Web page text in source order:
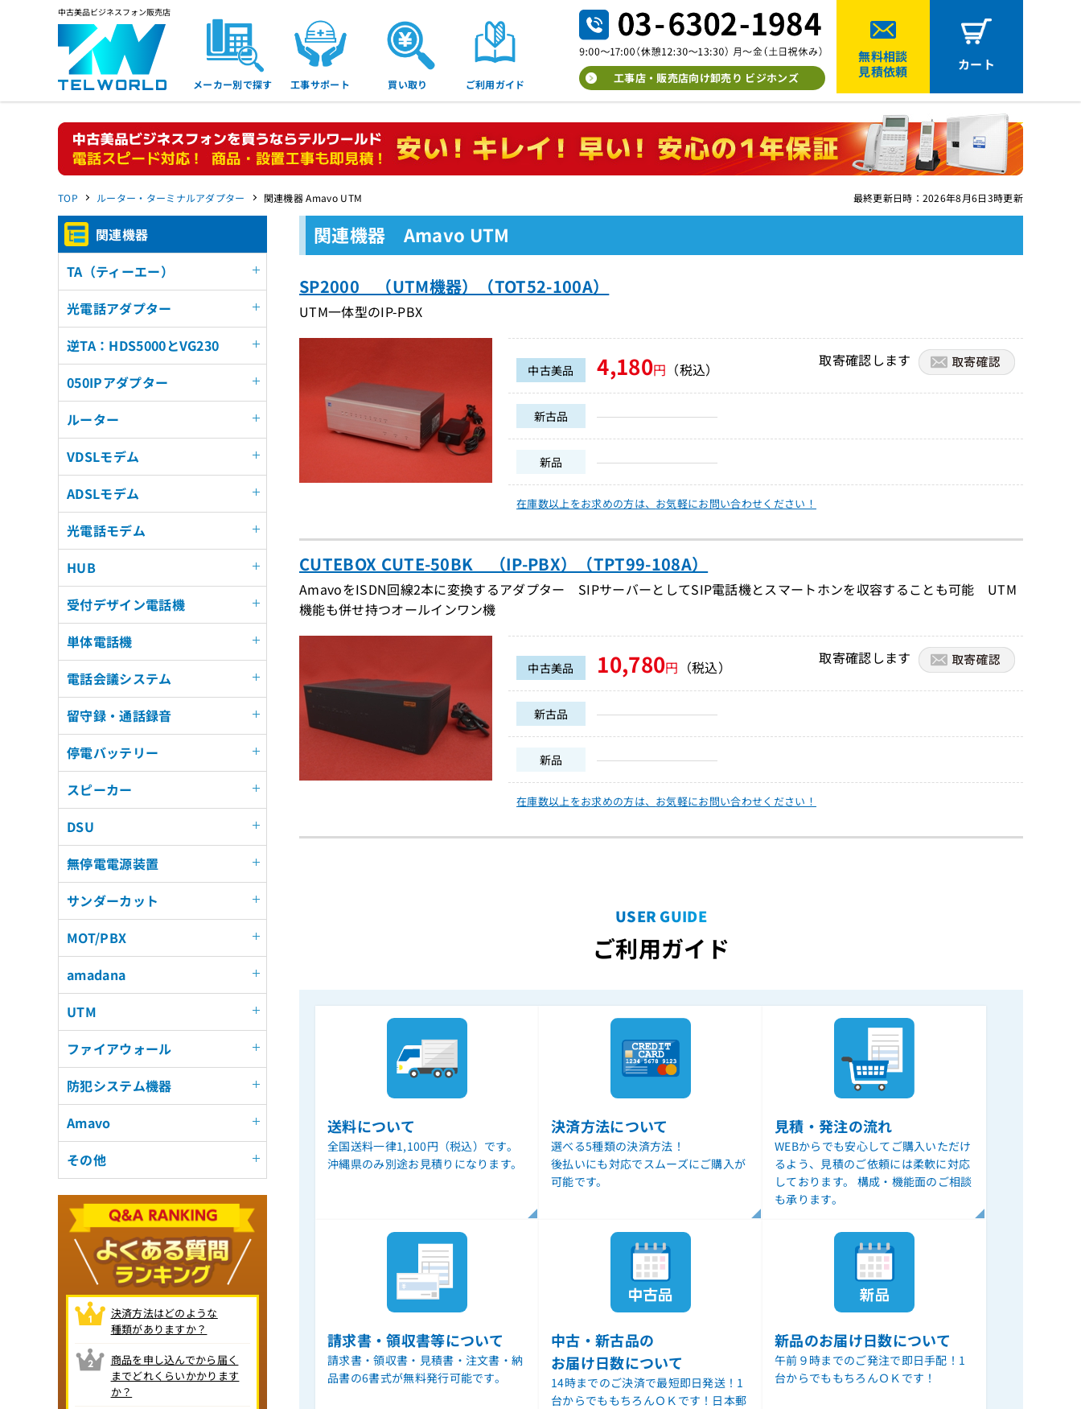
中古美品ビジネスフォン販売店
メーカー別で探す 工事サポート 買い取り ご利用ガイド 工事店・販売店向け卸売り ビジホンズ
無料相談
見積依頼
カート
最終更新日時：2026年8月6日3時更新
TOP ルーター・ターミナルアダプター 関連機器 Amavo UTM
関連機器 Amavo UTM
SP2000 （UTM機器）（TOT52-100A）
UTM一体型のIP-PBX
中古美品 4,180円 （税込） 取寄確認します
新古品
新品
在庫数以上をお求めの方は、 お気軽にお問い合わせください！
CUTEBOX CUTE-50BK （IP-PBX）（TPT99-108A）
AmavoをISDN回線2本に変換するアダプター SIPサーバーとしてSIP電話機とスマートホンを収容することも可能 UTM
機能も併せ持つオールインワン機
中古美品 10,780円 （税込） 取寄確認します
新古品
新品
在庫数以上をお求めの方は、 お気軽にお問い合わせください！
USER GUIDE
ご利用ガイド
送料について
全国送料一律1,100円（税込）です。
沖縄県のみ別途お見積りになります。
決済方法について
選べる5種類の決済方法！
後払いにも対応でスムーズにご購入が
可能です。
見積・発注の流れ
WEBからでも安心してご購入いただけ
るよう、見積のご依頼には柔軟に対応
しております。 構成・機能面のご相談
も承ります。
請求書・領収書等について
請求書・領収書・見積書・注文書・納
品書の6書式が無料発行可能です。
中古・新古品の
お届け日数について
14時までのご決済で最短即日発送！1
台からでももちろんＯＫです！日本郵
新品のお届け日数について
午前９時までのご発注で即日手配！1
台からでももちろんＯＫです！
関連機器
TA（ティーエー）
光電話アダプター
逆TA：HDS5000とVG230
050IPアダプター
ルーター
VDSLモデム
ADSLモデム
光電話モデム
HUB
受付デザイン電話機
単体電話機
電話会議システム
留守録・通話録音
停電バッテリー
スピーカー
DSU
無停電電源装置
サンダーカット
MOT/PBX
amadana
UTM
ファイアウォール
防犯システム機器
Amavo
その他
決済方法はどのような
種類がありますか？
商品を申し込んでから届く
までどれくらいかかります
か？